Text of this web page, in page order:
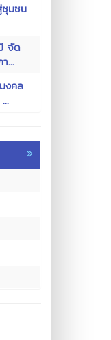
ชุมชน
จัด
...
งคล